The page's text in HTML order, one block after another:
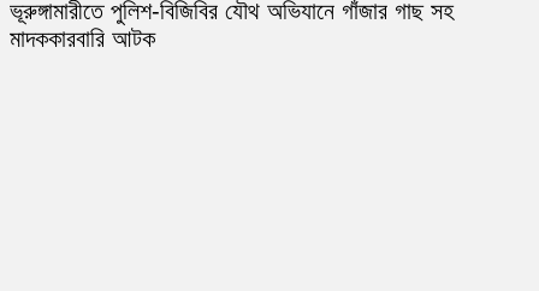
ভূরুঙ্গামারীতে পুলিশ-বিজিবির যৌথ অভিযানে গাঁজার গাছ সহ
মাদককারবারি আটক